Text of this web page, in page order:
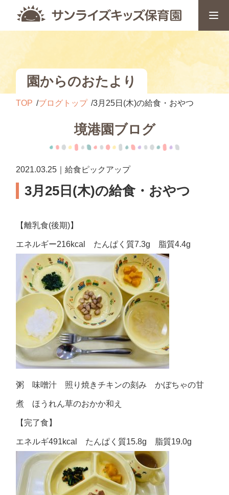
園からのおたより
TOP ブログトップ 3月25日(木)の給食・おやつ
境港園ブログ
2021.03.25｜給食ピックアップ
3月25日(木)の給食・おやつ
【離乳食(後期)】
エネルギー216kcal たんぱく質7.3g 脂質4.4g
粥 味噌汁 照り焼きチキンの刻み かぼちゃの甘
煮 ほうれん草のおかか和え
【完了食】
エネルギ491kcal たんぱく質15.8g 脂質19.0g